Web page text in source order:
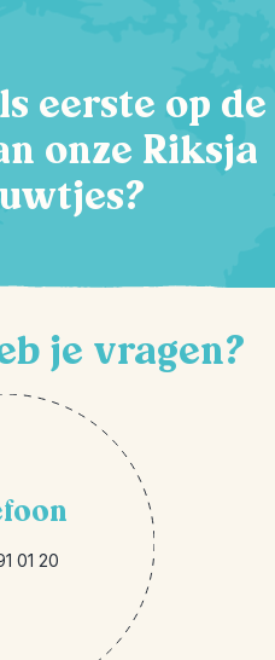
eerste op de
onze Riksja
je vragen?
01 20